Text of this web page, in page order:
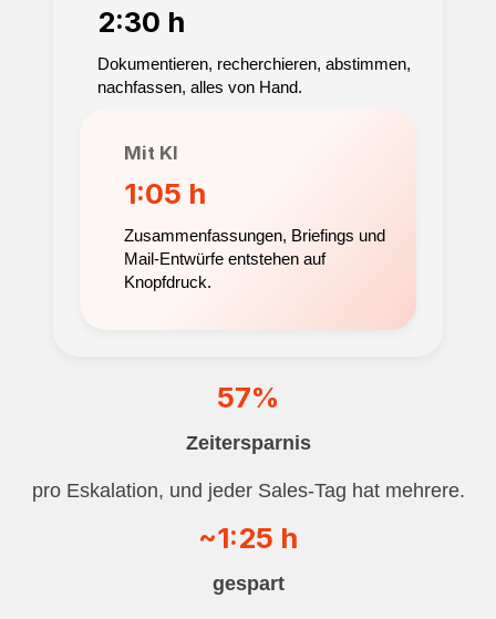
2:30 h
Dokumentieren, recherchieren, abstimmen,
nachfassen, alles von Hand.
Mit KI
1:05 h
Zusammenfassungen, Briefings und
Mail-Entwürfe entstehen auf
Knopfdruck.
57%
Zeitersparnis
pro Eskalation, und jeder Sales-Tag hat mehrere.
~1:25 h
gespart